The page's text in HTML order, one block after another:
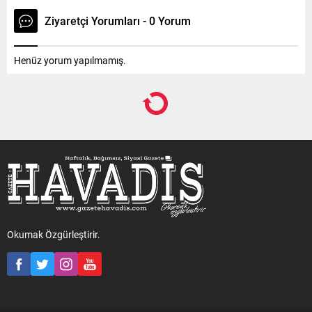
Ziyaretçi Yorumları - 0 Yorum
Henüz yorum yapılmamış.
Okumak Özgürleştirir.